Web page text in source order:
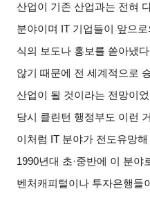
산업이 기존 산업과는 전혀
분야이며 IT 기업들이 앞으
식의 보도나 홍보를 쏟아냈다
않기 때문에 전 세계적으로
산업이 될 것이라는 전망이
당시 클린턴 행정부도 이런
이처럼 IT 분야가 전도유망
1990년대 초·중반에 이 분야
벤처캐피털이나 투자은행들